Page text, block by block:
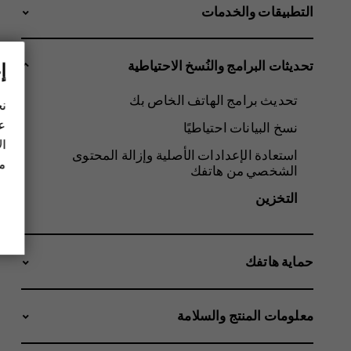
التطبيقات والخدمات
تحديثات البرامج والنُسخ الاحتياطية
تحديث برامج الهاتف الخاص بك
نسخ البيانات احتياطيًا
استعادة الإعدادات الأصلية وإزالة المحتوى
الشخصي من هاتفك
التخزين
حماية هاتفك
معلومات المنتج والسلامة